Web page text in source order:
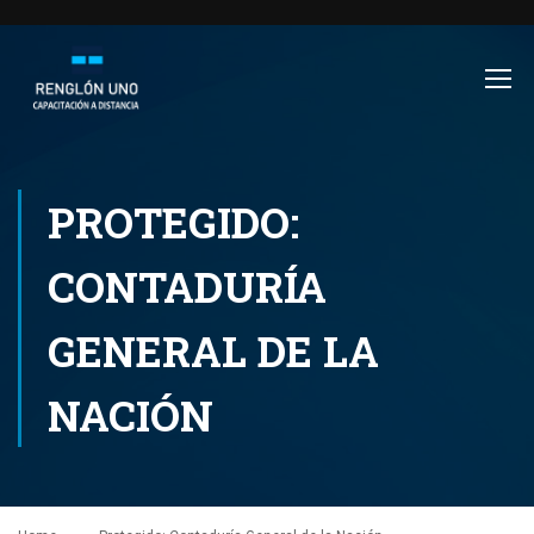
PROTEGIDO:
CONTADURÍA
GENERAL DE LA
NACIÓN